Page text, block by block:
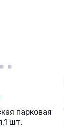
парковая
шт.